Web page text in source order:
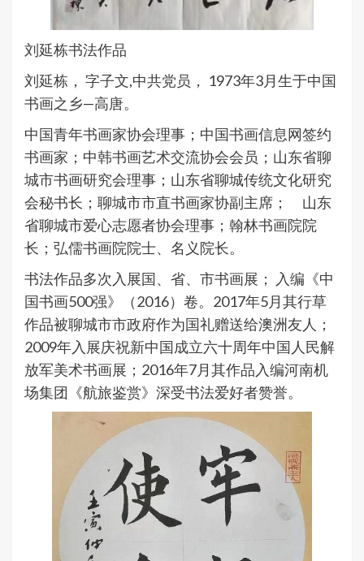
刘延栋书法作品
刘延栋， 字子文,中共党员， 1973年3月生于中国
书画之乡—高唐。
中国青年书画家协会理事；中国书画信息网签约
书画家；中韩书画艺术交流协会会员；山东省聊
城市书画研究会理事；山东省聊城传统文化研究
会秘书长；聊城市市直书画家协副主席； 山东
省聊城市爱心志愿者协会理事；翰林书画院院
长；弘儒书画院院士、名义院长。
书法作品多次入展国、省、市书画展； 入编《中
国书画500强》（2016）卷。2017年5月其行草
作品被聊城市市政府作为国礼赠送给澳洲友人；
2009年入展庆祝新中国成立六十周年中国人民解
放军美术书画展；2016年7月其作品入编河南机
场集团《航旅鉴赏》深受书法爱好者赞誉。